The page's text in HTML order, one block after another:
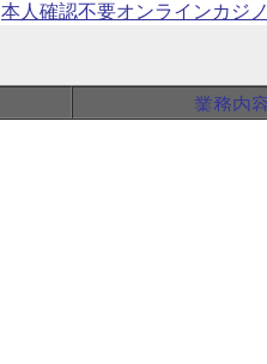
本人確認不要オンラインカジノ